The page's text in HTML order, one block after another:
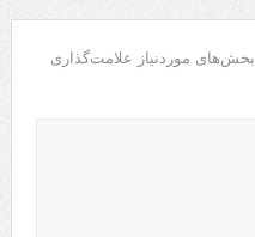
بخش‌های موردنیاز علامت‌گذاری